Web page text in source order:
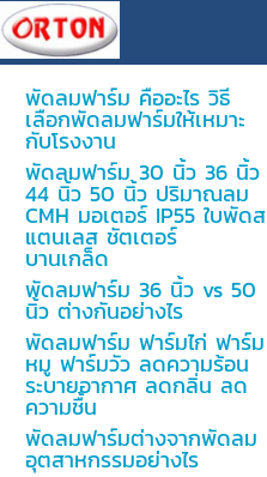
พัดลมฟาร์ม คืออะไร วิธี
เลือกพัดลมฟาร์มให้เหมาะ
กับโรงงาน
พัดลมฟาร์ม 30 นิ้ว 36 นิ้ว
44 นิ้ว 50 นิ้ว ปริมาณลม
CMH มอเตอร์ IP55 ใบพัดส
แตนเลส ชัตเตอร์
บานเกล็ด
พัดลมฟาร์ม 36 นิ้ว vs 50
นิ้ว ต่างกันอย่างไร
พัดลมฟาร์ม ฟาร์มไก่ ฟาร์ม
หมู ฟาร์มวัว ลดความร้อน
ระบายอากาศ ลดกลิ่น ลด
ความชื้น
พัดลมฟาร์มต่างจากพัดลม
อุตสาหกรรมอย่างไร